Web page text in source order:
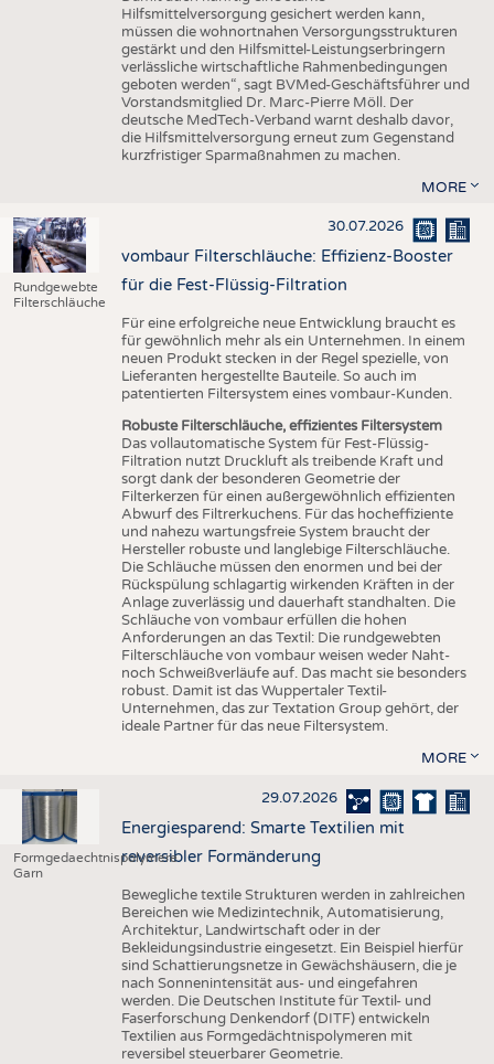
Hilfsmittelversorgung gesichert werden kann,
müssen die wohnortnahen Versorgungsstrukturen
gestärkt und den Hilfsmittel-Leistungserbringern
verlässliche wirtschaftliche Rahmenbedingungen
geboten werden“, sagt BVMed-Geschäftsführer und
Vorstandsmitglied Dr. Marc-Pierre Möll. Der
deutsche MedTech-Verband warnt deshalb davor,
die Hilfsmittelversorgung erneut zum Gegenstand
kurzfristiger Sparmaßnahmen zu machen.
MORE
Rundgewebte
Filterschläuche
30.07.2026
vombaur Filterschläuche: Effizienz-Booster
für die Fest-Flüssig-Filtration
Für eine erfolgreiche neue Entwicklung braucht es
für gewöhnlich mehr als ein Unternehmen. In einem
neuen Produkt stecken in der Regel spezielle, von
Lieferanten hergestellte Bauteile. So auch im
patentierten Filtersystem eines vombaur-Kunden.
Robuste Filterschläuche, effizientes Filtersystem
Das vollautomatische System für Fest-Flüssig-
Filtration nutzt Druckluft als treibende Kraft und
sorgt dank der besonderen Geometrie der
Filterkerzen für einen außergewöhnlich effizienten
Abwurf des Filtrerkuchens. Für das hocheffiziente
und nahezu wartungsfreie System braucht der
Hersteller robuste und langlebige Filterschläuche.
Die Schläuche müssen den enormen und bei der
Rückspülung schlagartig wirkenden Kräften in der
Anlage zuverlässig und dauerhaft standhalten. Die
Schläuche von vombaur erfüllen die hohen
Anforderungen an das Textil: Die rundgewebten
Filterschläuche von vombaur weisen weder Naht-
noch Schweißverläufe auf. Das macht sie besonders
robust. Damit ist das Wuppertaler Textil-
Unternehmen, das zur Textation Group gehört, der
ideale Partner für das neue Filtersystem.
MORE
Formgedaechtnispolymere
Garn
29.07.2026
Energiesparend: Smarte Textilien mit
reversibler Formänderung
Bewegliche textile Strukturen werden in zahlreichen
Bereichen wie Medizintechnik, Automatisierung,
Architektur, Landwirtschaft oder in der
Bekleidungsindustrie eingesetzt. Ein Beispiel hierfür
sind Schattierungsnetze in Gewächshäusern, die je
nach Sonnenintensität aus- und eingefahren
werden. Die Deutschen Institute für Textil- und
Faserforschung Denkendorf (DITF) entwickeln
Textilien aus Formgedächtnispolymeren mit
reversibel steuerbarer Geometrie.